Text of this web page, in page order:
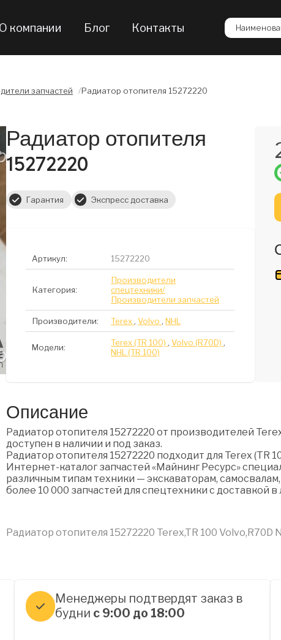
О компании Блог Контакты
запчастей /Радиатор отопителя 15272220
Радиатор отопителя
15272220
Гарантия Экспресс доставка
Артикул: 15272220
Категория:
Производители
спецтехники/
Производители запчастей
Производители: Terex ,Volvo ,NHL
Модели: Terex (TR 100) ,Volvo (R70D) ,
NHL (TR 100)
Описание
Радиатор отопителя 15272220 от производителей
доступен в наличии и под заказ.
Радиатор отопителя 15272220 подходит для Terex (TR
Интернет-каталог запчастей «Майнинг Ресурс»
различным типам техники — экскаваторам,
более 10 000 запчастей для спецтехники с доставкой
Радиатор отопителя 15272220 Terex,TR 100 Volvo,R70D
Менеджеры подтвердят заказ в
будни с 9:00 до 18:00